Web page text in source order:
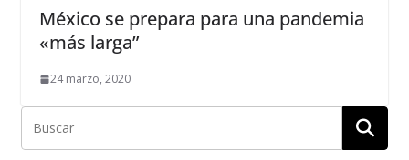
México se prepara para una pandemia
«más larga”
24 marzo, 2020